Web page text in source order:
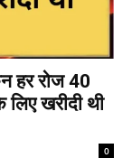
हर रोज 40
खरीदी थी
0